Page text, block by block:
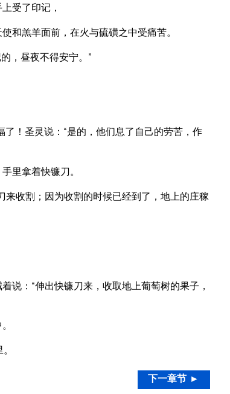
受了印记，
和羔羊面前，在火与硫磺之中受痛苦。
，昼夜不得安宁。”
！圣灵说：“是的，他们息了自己的劳苦，作
里拿着快镰刀。
来收割；因为收割的时候已经到了，地上的庄稼
说：“伸出快镰刀来，收取地上葡萄树的果子，
下一章节 ►